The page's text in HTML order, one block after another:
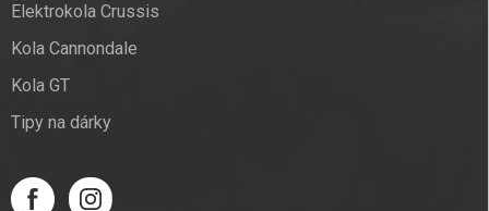
Elektrokola Crussis
Kola Cannondale
Kola GT
Tipy na dárky